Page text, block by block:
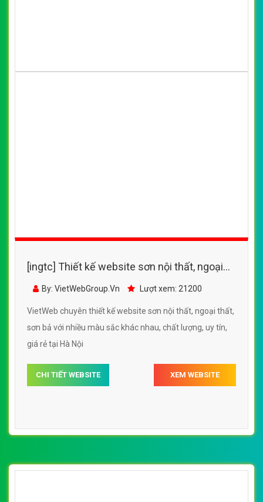
[ingtc] Thiết kế website sơn nội thất, ngoại
thất, sơn bả với nhiều màu sắc khác nhau
By: VietWebGroup.Vn Lượt xem: 21200
VietWeb chuyên thiết kế website sơn nội thất, ngoại thất,
sơn bả với nhiều màu sắc khác nhau, chất lượng, uy tín,
giá rẻ tại Hà Nội
CHI TIẾT WEBSITE XEM WEBSITE